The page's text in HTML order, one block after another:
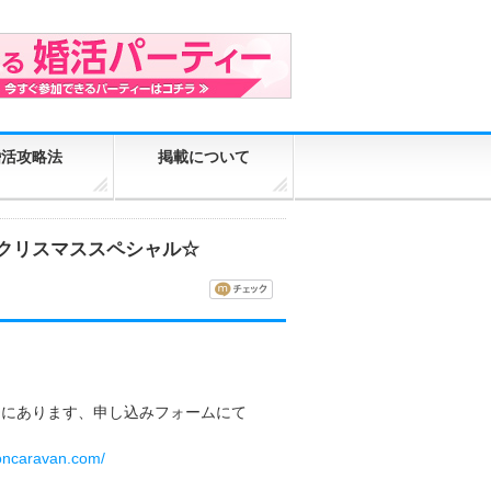
攻略法 掲載について
リスマススペシャル☆
あります、申し込みフォームにて